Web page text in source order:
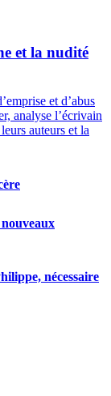
et la nudité
et d’abus
analyse l’écrivain
auteurs et la
nécessaire